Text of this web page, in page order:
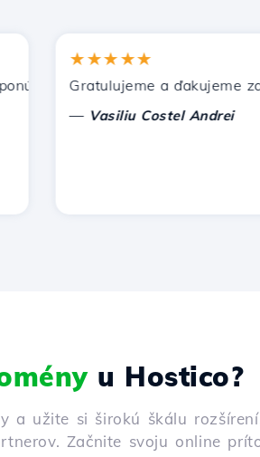
Hostico. Odporučil som vás iným
★★★★★
Gratulujeme a ďakujeme za
Vasiliu Costel Andrei
u Hostico?
a užite si širokú škálu
Začnite svoju online